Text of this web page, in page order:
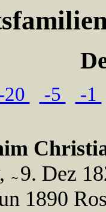
20 -5 -1
9. Dez
1890